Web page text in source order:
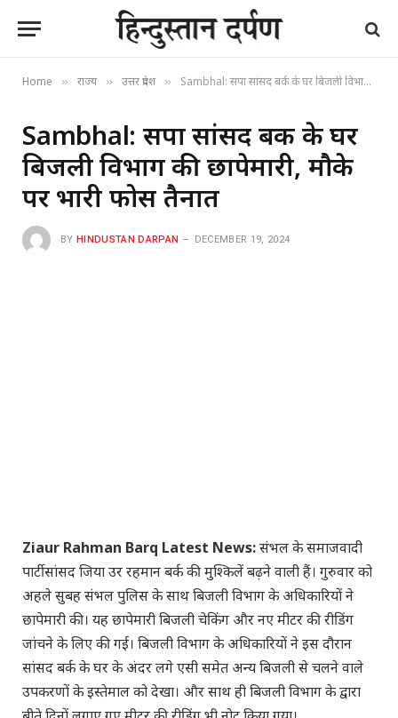
Home » राज्य » उत्तर प्रदेश » Sambhal: सपा सांसद बर्क के घर बिजली विभाग की छापेमारी, मौके पर भारी फोर्स तैनात
Sambhal: सपा सांसद बर्क के घर
बिजली विभाग की छापेमारी, मौके
पर भारी फोर्स तैनात
BY HINDUSTAN DARPAN DECEMBER 19, 2024
Ziaur Rahman Barq Latest News:संभल के समाजवादी
पार्टी सांसद जिया उर रहमान बर्क की मुश्किलें बढ़ने वाली हैं। गुरुवार को
अहले सुबह संभल पुलिस के साथ बिजली विभाग के अधिकारियों ने
छापेमारी की। यह छापेमारी बिजली चेकिंग और नए मीटर की रीडिंग
जांचने के लिए की गई। बिजली विभाग के अधिकारियों ने इस दौरान
सांसद बर्क के घर के अंदर लगे एसी समेत अन्य बिजली से चलने वाले
उपकरणों के इस्तेमाल को देखा। और साथ ही बिजली विभाग के द्वारा